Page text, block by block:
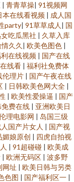
| 青青草操| 91视频网
本在线看视频 | 成人国
party| 91草草成人 | 国
吃瓜黑社 | 久草入库
久久 | 欧美色图色 |
在线视频 | 国产在线
线看 | 福利社免费体
伦理片 | 国产午夜在线
| 日韩欧美色网大全 |
| 欧美性爱操逼 | 国产
费在线 | 亚洲欧美日
理电影网 | 岛国三级
国产片女人 | 国产视
媚娘原创 | 四虎自拍视
| 91超碰碰 | 欧美成
| 欧洲无码区 | 波多野
网址 | 欧美日韩与另类
色图 | 国产福利区一 |